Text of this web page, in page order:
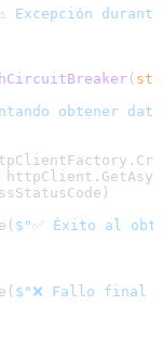
Excepción
(
obtener
$"✅ Éxito al
$"❌ Fallo final